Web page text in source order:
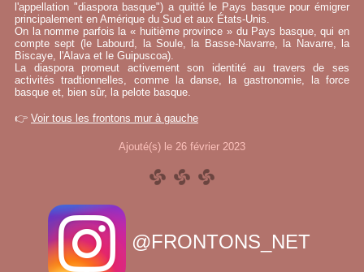
l'appellation "diaspora basque") a quitté le Pays basque pour émigrer
principalement en Amérique du Sud et aux États-Unis.
On la nomme parfois la « huitième province » du Pays basque, qui en
compte sept (le Labourd, la Soule, la Basse-Navarre, la Navarre, la
Biscaye, l'Alava et le Guipuscoa).
La diaspora promeut activement son identité au travers de ses
activités tradtionnelles, comme la danse, la gastronomie, la force
basque et, bien sûr, la pelote basque.
👉 Voir tous les frontons mur à gauche
Ajouté(s) le 26 février 2023
@FRONTONS_NET